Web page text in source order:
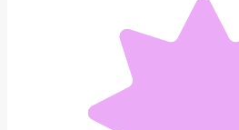
Экшн-камера DJI Action